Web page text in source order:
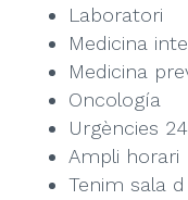
Laboratori
Medicina
Medicina
Oncología
Urgències
Ampli horari
Tenim sala